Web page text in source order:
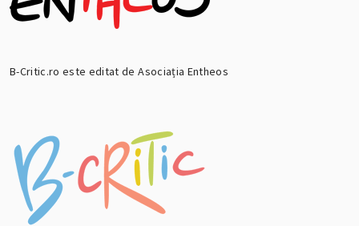
B-Critic.ro este editat de Asociația Entheos